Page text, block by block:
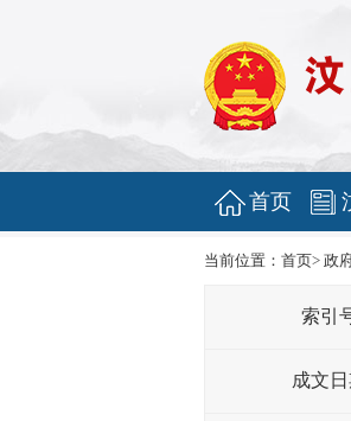
首页
当前位置： 首页> 政
索引
成文